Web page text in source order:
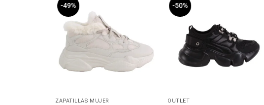
-49%
ZAPATILLAS MUJER
-50%
OUTLET